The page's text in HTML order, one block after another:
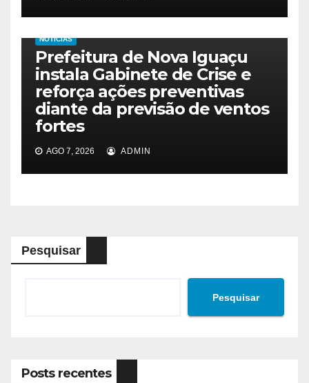
NOTICIAS
Prefeitura de Nova Iguaçu
instala Gabinete de Crise e
reforça ações preventivas
diante da previsão de ventos
fortes
AGO 7, 2026 ADMIN
Pesquisar
Pesquisar
Posts recentes